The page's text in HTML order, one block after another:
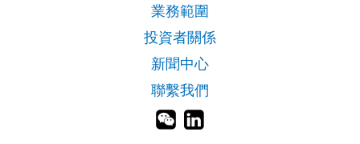
業務範圍
投資者關係
新聞中心
聯繫我們